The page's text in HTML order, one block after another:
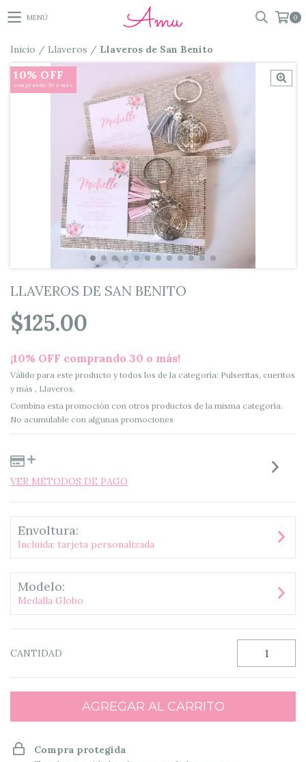
MENÚ 0
Inicio / Llaveros / Llaveros de San Benito
10% OFF
comprando 30 o más
LLAVEROS DE SAN BENITO
$125.00
¡10% OFF comprando 30 o más!
Válido para este producto y todos los de la categoría: Pulseritas, cueritos
y más , Llaveros.
Combina esta promoción con otros productos de la misma categoría.
No acumulable con algunas promociones
VER MÉTODOS DE PAGO
Envoltura:
Incluida: tarjeta personalizada
Modelo:
Medalla Globo
CANTIDAD
Compra protegida